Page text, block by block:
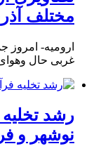
مختلف
ارومیه-
غربی حال
رشد تخلیه
نوشهر و